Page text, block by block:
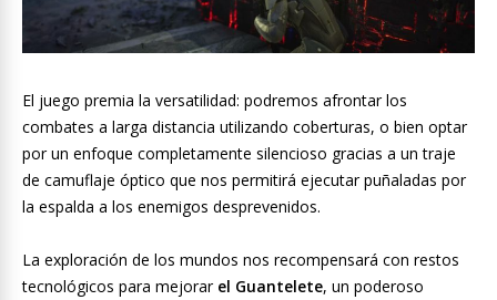
El juego premia la versatilidad: podremos afrontar los
combates a larga distancia utilizando coberturas, o bien optar
por un enfoque completamente silencioso gracias a un traje
de camuflaje óptico que nos permitirá ejecutar puñaladas por
la espalda a los enemigos desprevenidos.
La exploración de los mundos nos recompensará con restos
tecnológicos para mejorar el Guantelete, un poderoso